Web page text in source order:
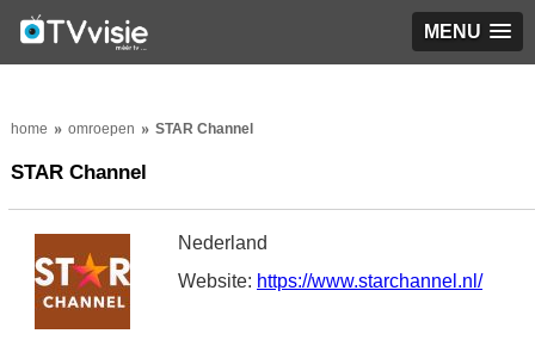
MENU
home omroepen STAR Channel
STAR Channel
Nederland
Website: https://www.starchannel.nl/